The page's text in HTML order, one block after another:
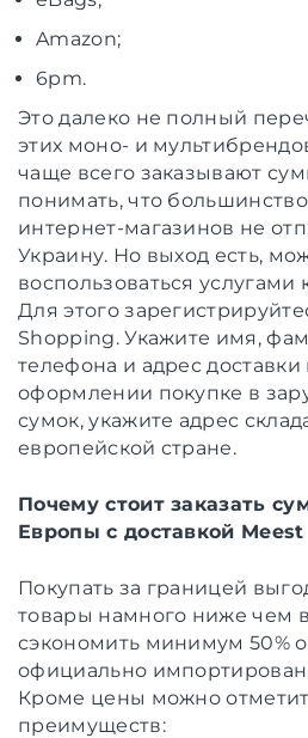
Amazon;
6pm.
Это далеко не полный
этих моно- и
чаще всего заказывают
понимать, что
интернет-магазинов не
Украину. Но выход есть,
воспользоваться
Для этого
Shopping. Укажите имя,
телефона и адрес
оформлении покупке в
сумок, укажите адрес
европейской стране.
Почему стоит заказать
Европы с доставкой Meest
Покупать за границей
товары намного ниже чем
сэкономить минимум 50%
официально
Кроме цены можно
преимуществ: